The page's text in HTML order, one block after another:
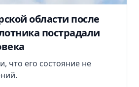
области после
пострадали
что его состояние не